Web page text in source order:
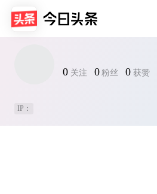
0 关注 0 粉丝 0 获赞
IP：